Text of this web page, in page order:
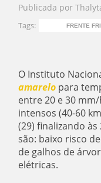
Publicada por
Tags: FRENTE
O Instituto
amarelo para
entre 20 e 30
intensos (40-60
(29) finalizando
são: baixo risco
de galhos de
elétricas.